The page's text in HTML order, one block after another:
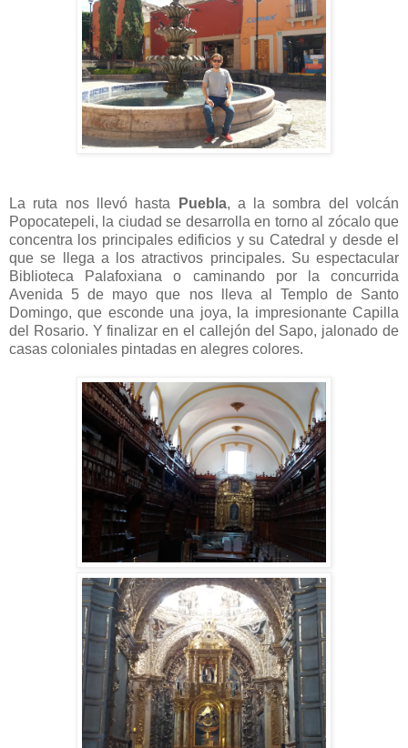
La ruta nos llevó hasta Puebla, a la sombra del volcán
Popocatepeli, la ciudad se desarrolla en torno al zócalo que
concentra los principales edificios y su Catedral y desde el
que se llega a los atractivos principales. Su espectacular
Biblioteca Palafoxiana o caminando por la concurrida
Avenida 5 de mayo que nos lleva al Templo de Santo
Domingo, que esconde una joya, la impresionante Capilla
del Rosario. Y finalizar en el callejón del Sapo, jalonado de
casas coloniales pintadas en alegres colores.